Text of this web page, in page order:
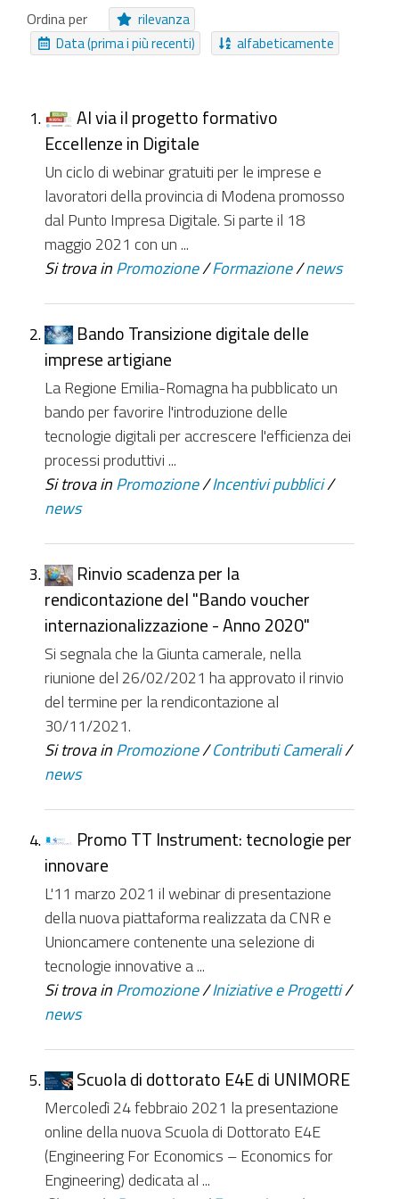
Pagamento Online
EasyForm
Canale Immagine
Pagina
Evento
Collezione Inviabile
Moduli
NUOVI ELEMENTI DA
Da ieri
Nell'ultima settimana
Nell'ultimo mese
Da sempre
Ordina per
rilevanza
Data (prima i più recenti)
alfabeticamente
Al via il progetto formativo
Eccellenze in Digitale
Un ciclo di webinar gratuiti per le imprese e
lavoratori della provincia di Modena promosso
dal Punto Impresa Digitale. Si parte il 18
maggio 2021 con un ...
Si trova in Promozione /Formazione /news
Bando Transizione digitale delle
imprese artigiane
La Regione Emilia-Romagna ha pubblicato un
bando per favorire l'introduzione delle
tecnologie digitali per accrescere l'efficienza dei
processi produttivi ...
Si trova in Promozione /Incentivi pubblici /
news
Rinvio scadenza per la
rendicontazione del "Bando voucher
internazionalizzazione - Anno 2020"
Si segnala che la Giunta camerale, nella
riunione del 26/02/2021 ha approvato il rinvio
del termine per la rendicontazione al
30/11/2021.
Si trova in Promozione /Contributi Camerali /
news
Promo TT Instrument: tecnologie per
innovare
L'11 marzo 2021 il webinar di presentazione
della nuova piattaforma realizzata da CNR e
Unioncamere contenente una selezione di
tecnologie innovative a ...
Si trova in Promozione /Iniziative e Progetti /
news
Scuola di dottorato E4E di UNIMORE
Mercoledì 24 febbraio 2021 la presentazione
online della nuova Scuola di Dottorato E4E
(Engineering For Economics – Economics for
Engineering) dedicata al ...